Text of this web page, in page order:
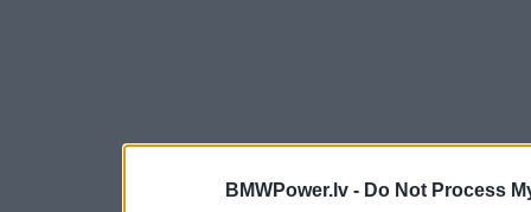
BMWPower.lv - Do Not Process